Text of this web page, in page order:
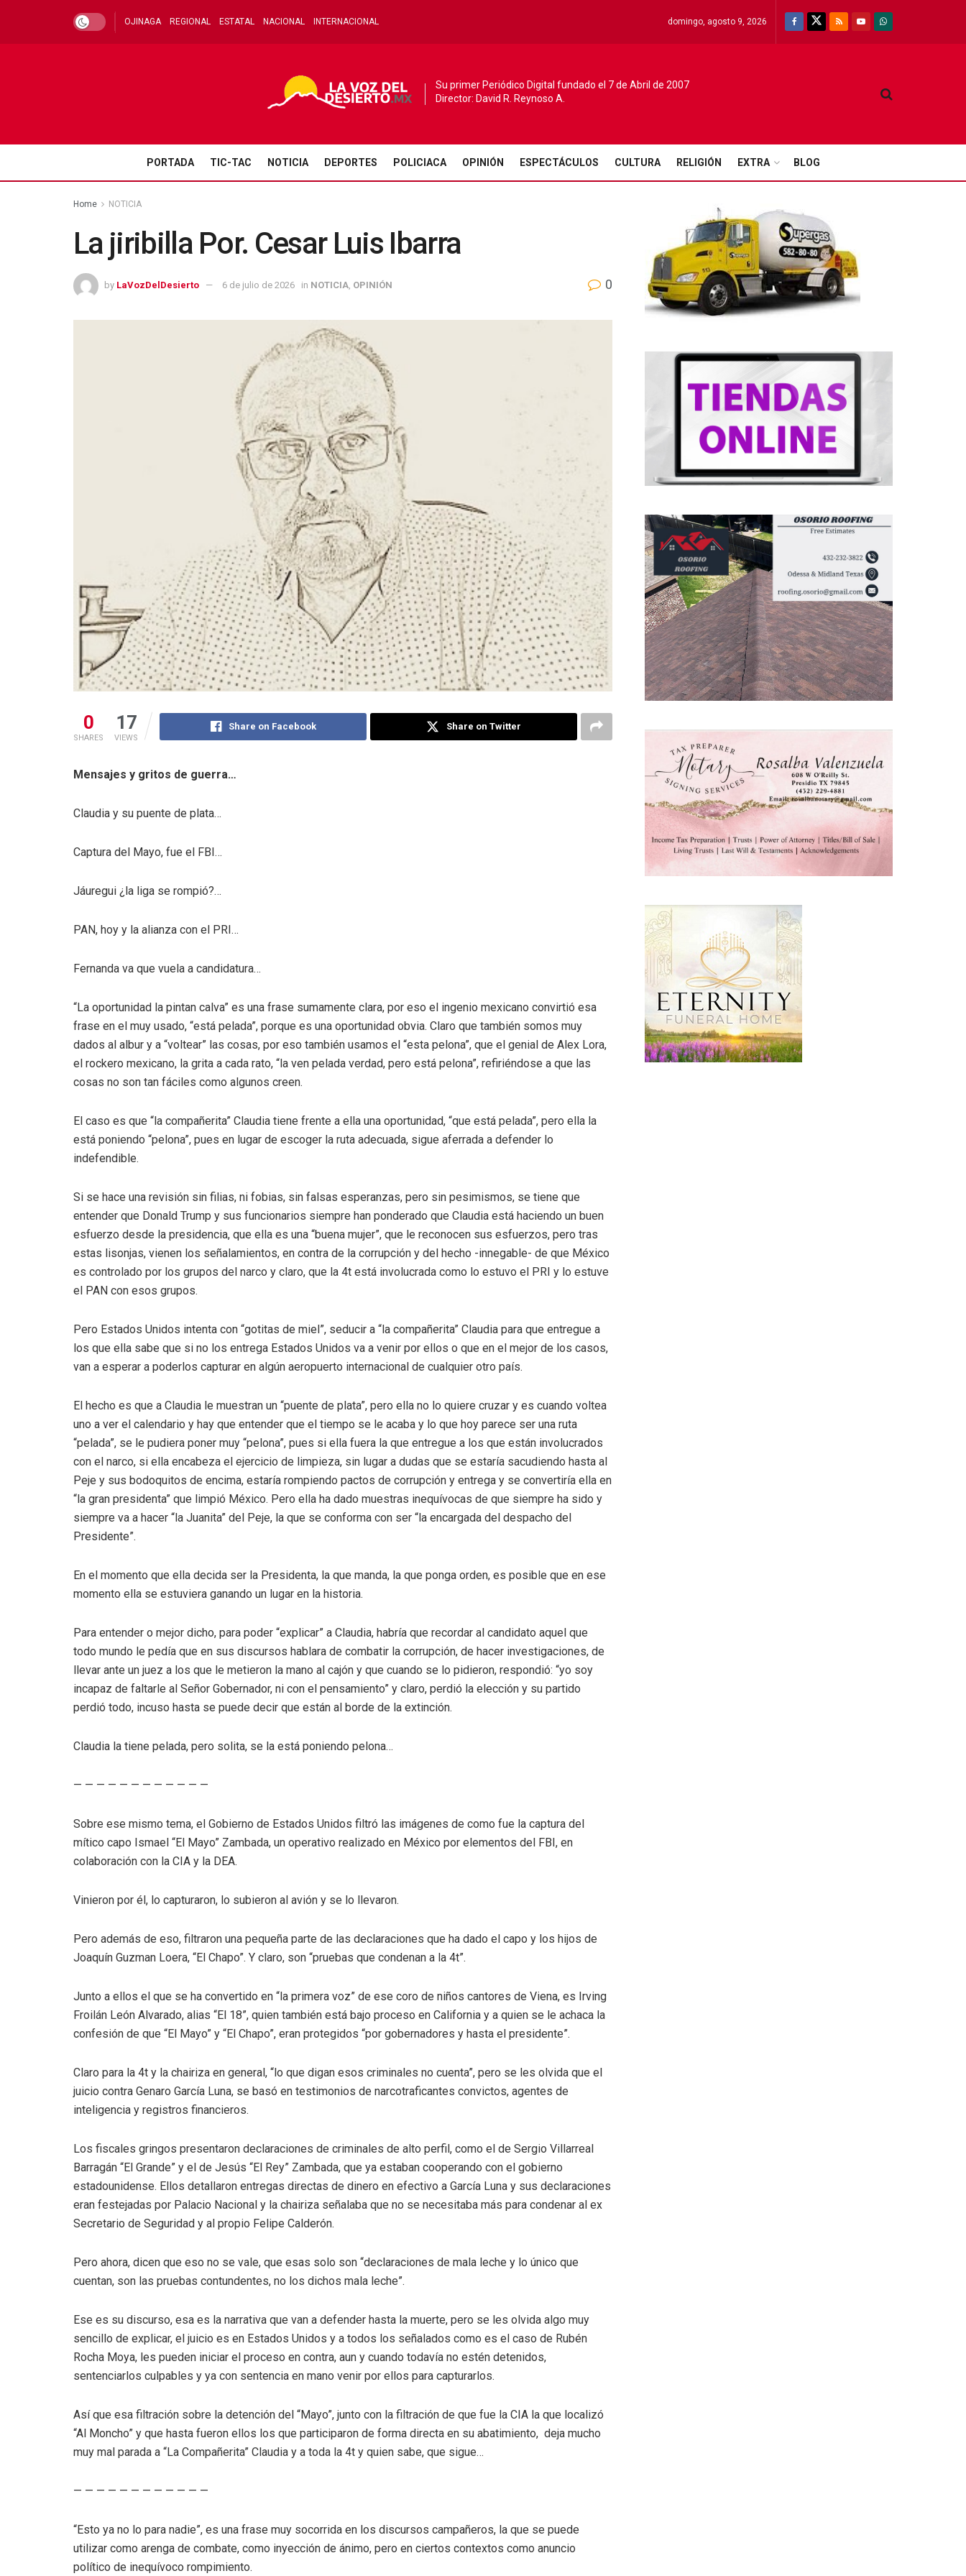
OJINAGA REGIONAL ESTATAL NACIONAL INTERNACIONAL domingo, agosto 9, 2026
Su primer Periódico Digital fundado el 7 de Abril de 2007
Director: David R. Reynoso A.
PORTADA TIC-TAC NOTICIA DEPORTES POLICIACA OPINIÓN ESPECTÁCULOS CULTURA RELIGIÓN EXTRA BLOG
Home NOTICIA
La jiribilla Por. Cesar Luis Ibarra
by LaVozDelDesierto 6 de julio de 2026 in NOTICIA OPINIÓN 0
0
SHARES
17
VIEWS
Share on Facebook Share on Twitter
Mensajes y gritos de guerra…
Claudia y su puente de plata…
Captura del Mayo, fue el FBI…
Jáuregui ¿la liga se rompió?…
PAN, hoy y la alianza con el PRI…
Fernanda va que vuela a candidatura…
“La oportunidad la pintan calva” es una frase sumamente clara, por eso el ingenio mexicano convirtió esa
frase en el muy usado, “está pelada”, porque es una oportunidad obvia. Claro que también somos muy
dados al albur y a “voltear” las cosas, por eso también usamos el “esta pelona”, que el genial de Alex Lora,
el rockero mexicano, la grita a cada rato, “la ven pelada verdad, pero está pelona”, refiriéndose a que las
cosas no son tan fáciles como algunos creen.
El caso es que “la compañerita” Claudia tiene frente a ella una oportunidad, “que está pelada”, pero ella la
está poniendo “pelona”, pues en lugar de escoger la ruta adecuada, sigue aferrada a defender lo
indefendible.
Si se hace una revisión sin filias, ni fobias, sin falsas esperanzas, pero sin pesimismos, se tiene que
entender que Donald Trump y sus funcionarios siempre han ponderado que Claudia está haciendo un buen
esfuerzo desde la presidencia, que ella es una “buena mujer”, que le reconocen sus esfuerzos, pero tras
estas lisonjas, vienen los señalamientos, en contra de la corrupción y del hecho -innegable- de que México
es controlado por los grupos del narco y claro, que la 4t está involucrada como lo estuvo el PRI y lo estuve
el PAN con esos grupos.
Pero Estados Unidos intenta con “gotitas de miel”, seducir a “la compañerita” Claudia para que entregue a
los que ella sabe que si no los entrega Estados Unidos va a venir por ellos o que en el mejor de los casos,
van a esperar a poderlos capturar en algún aeropuerto internacional de cualquier otro país.
El hecho es que a Claudia le muestran un “puente de plata”, pero ella no lo quiere cruzar y es cuando voltea
uno a ver el calendario y hay que entender que el tiempo se le acaba y lo que hoy parece ser una ruta
“pelada”, se le pudiera poner muy “pelona”, pues si ella fuera la que entregue a los que están involucrados
con el narco, si ella encabeza el ejercicio de limpieza, sin lugar a dudas que se estaría sacudiendo hasta al
Peje y sus bodoquitos de encima, estaría rompiendo pactos de corrupción y entrega y se convertiría ella en
“la gran presidenta” que limpió México. Pero ella ha dado muestras inequívocas de que siempre ha sido y
siempre va a hacer “la Juanita” del Peje, la que se conforma con ser “la encargada del despacho del
Presidente”.
En el momento que ella decida ser la Presidenta, la que manda, la que ponga orden, es posible que en ese
momento ella se estuviera ganando un lugar en la historia.
Para entender o mejor dicho, para poder “explicar” a Claudia, habría que recordar al candidato aquel que
todo mundo le pedía que en sus discursos hablara de combatir la corrupción, de hacer investigaciones, de
llevar ante un juez a los que le metieron la mano al cajón y que cuando se lo pidieron, respondió: “yo soy
incapaz de faltarle al Señor Gobernador, ni con el pensamiento” y claro, perdió la elección y su partido
perdió todo, incuso hasta se puede decir que están al borde de la extinción.
Claudia la tiene pelada, pero solita, se la está poniendo pelona…
— — — — — — — — — — — —
Sobre ese mismo tema, el Gobierno de Estados Unidos filtró las imágenes de como fue la captura del
mítico capo Ismael “El Mayo” Zambada, un operativo realizado en México por elementos del FBI, en
colaboración con la CIA y la DEA.
Vinieron por él, lo capturaron, lo subieron al avión y se lo llevaron.
Pero además de eso, filtraron una pequeña parte de las declaraciones que ha dado el capo y los hijos de
Joaquín Guzman Loera, “El Chapo”. Y claro, son “pruebas que condenan a la 4t”.
Junto a ellos el que se ha convertido en “la primera voz” de ese coro de niños cantores de Viena, es Irving
Froilán León Alvarado, alias “El 18”, quien también está bajo proceso en California y a quien se le achaca la
confesión de que “El Mayo” y “El Chapo”, eran protegidos “por gobernadores y hasta el presidente”.
Claro para la 4t y la chairiza en general, “lo que digan esos criminales no cuenta”, pero se les olvida que el
juicio contra Genaro García Luna, se basó en testimonios de narcotraficantes convictos, agentes de
inteligencia y registros financieros.
Los fiscales gringos presentaron declaraciones de criminales de alto perfil, como el de Sergio Villarreal
Barragán “El Grande” y el de Jesús “El Rey” Zambada, que ya estaban cooperando con el gobierno
estadounidense. Ellos detallaron entregas directas de dinero en efectivo a García Luna y sus declaraciones
eran festejadas por Palacio Nacional y la chairiza señalaba que no se necesitaba más para condenar al ex
Secretario de Seguridad y al propio Felipe Calderón.
Pero ahora, dicen que eso no se vale, que esas solo son “declaraciones de mala leche y lo único que
cuentan, son las pruebas contundentes, no los dichos mala leche”.
Ese es su discurso, esa es la narrativa que van a defender hasta la muerte, pero se les olvida algo muy
sencillo de explicar, el juicio es en Estados Unidos y a todos los señalados como es el caso de Rubén
Rocha Moya, les pueden iniciar el proceso en contra, aun y cuando todavía no estén detenidos,
sentenciarlos culpables y ya con sentencia en mano venir por ellos para capturarlos.
Así que esa filtración sobre la detención del “Mayo”, junto con la filtración de que fue la CIA la que localizó
“Al Moncho” y que hasta fueron ellos los que participaron de forma directa en su abatimiento, deja mucho
muy mal parada a “La Compañerita” Claudia y a toda la 4t y quien sabe, que sigue…
— — — — — — — — — — — —
“Esto ya no lo para nadie”, es una frase muy socorrida en los discursos campañeros, la que se puede
utilizar como arenga de combate, como inyección de ánimo, pero en ciertos contextos como anuncio
político de inequívoco rompimiento.